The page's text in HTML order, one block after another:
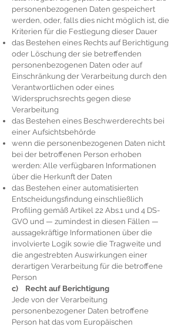
personenbezogenen Daten gespeichert
werden, oder, falls dies nicht möglich ist, die
Kriterien für die Festlegung dieser Dauer
das Bestehen eines Rechts auf Berichtigung
oder Löschung der sie betreffenden
personenbezogenen Daten oder auf
Einschränkung der Verarbeitung durch den
Verantwortlichen oder eines
Widerspruchsrechts gegen diese
Verarbeitung
das Bestehen eines Beschwerderechts bei
einer Aufsichtsbehörde
wenn die personenbezogenen Daten nicht
bei der betroffenen Person erhoben
werden: Alle verfügbaren Informationen
über die Herkunft der Daten
das Bestehen einer automatisierten
Entscheidungsfindung einschließlich
Profiling gemäß Artikel 22 Abs.1 und 4 DS-
GVO und — zumindest in diesen Fällen —
aussagekräftige Informationen über die
involvierte Logik sowie die Tragweite und
die angestrebten Auswirkungen einer
derartigen Verarbeitung für die betroffene
Person
c) Recht auf Berichtigung
Jede von der Verarbeitung
personenbezogener Daten betroffene
Person hat das vom Europäischen